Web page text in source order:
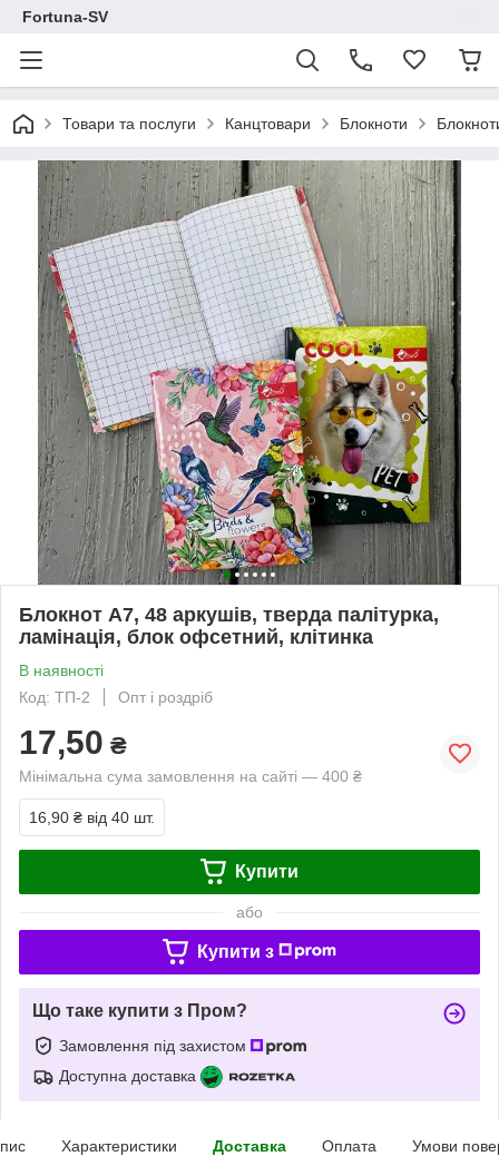
Fortuna-SV
Товари та послуги Канцтовари Блокноти
Блокнот А7, 48 аркушів, тверда палітурка,
ламінація, блок офсетний, клітинка
В наявності
Код: ТП-2
Опт і роздріб
17,50 ₴
Мінімальна сума замовлення на сайті — 400 ₴
16,90 ₴ від 40 шт.
Купити
або
Купити з
Що таке купити з Пром?
Замовлення під захистом
Доступна доставка
Характеристики Доставка Оплата Умови